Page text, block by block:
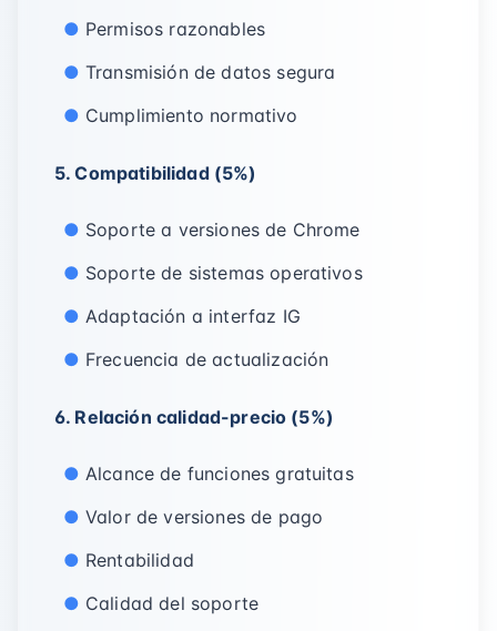
Permisos razonables
Transmisión de datos segura
Cumplimiento normativo
5. Compatibilidad (5%)
Soporte a versiones de Chrome
Soporte de sistemas operativos
Adaptación a interfaz IG
Frecuencia de actualización
6. Relación calidad-precio (5%)
Alcance de funciones gratuitas
Valor de versiones de pago
Rentabilidad
Calidad del soporte